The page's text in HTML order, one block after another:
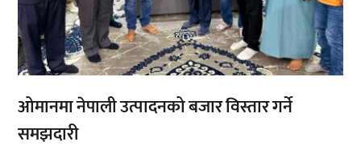
ओमानमा नेपाली उत्पादनको बजार विस्तार गर्ने
समझदारी